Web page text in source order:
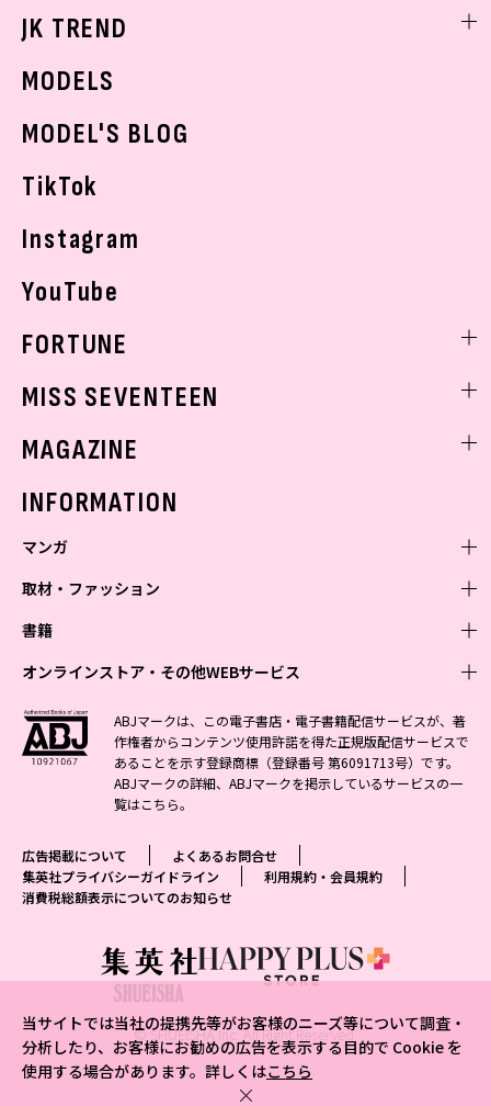
当サイトでは当社の提携先等がお客様のニーズ等について調査・
分析したり、お客様にお勧めの広告を表示する目的で Cookie を
使用する場合があります。詳しくはこちら
ボディケア
K-POP
モデルの購入品
おでかけ
JK TREND
MODELS
MODEL'S BLOG
TikTok
Instagram
YouTube
FORTUNE
MISS SEVENTEEN
MAGAZINE
INFORMATION
マンガ
少年マンガ
Vジャンプ
最強ジャンプ
少年ジャンプ+
ジャンプTOON
ジャンプルーキー！
S-MANGA
集英社コミック文庫
青年マンガ
ZEBRACK
S-MANGA
集英社ジャンプリミックス
週刊ヤングジャンプ
ヤングジャンプ定期購読デジタル
となりのヤングジャンプ
グランドジャンプ
ウルトラジャンプ
少女マンガ
ZEBRACK
S-MANGA
集英社コミック文庫
マーガレット
別冊マーガレット
リマコミ
マンガMeets
女性マンガ
ジャンプTOON
集英社コミック文庫
マンガMee公式サイト
リマコミ
office YOU
取材・ファッション
ファッション・美容
BAILA
MAQUIA
eclat
T JAPAN
MEN'S NON-NO
集英社オンライン
芸能・情報・スポーツ
週プレNEWS
週プレ グラジャパ!
書籍
文芸・文庫・総合
小説すばる
集英社 文芸ステーション
web 集英社文庫
アジア人物史
学芸・ノンフィクション・新書
1日5分で、明日は変わる よみタイ yomitai
集英社学芸部 - 学芸・ノンフィクション
集英社ビジネス書
集英社新書プラス - 知の水先案内人
kotoba
情報・知識＆オピニオン imidas
ライトノベル・ノベライズ
集英社オレンジ文庫
ダッシュエックス文庫公式サイト
集英社Webマガジン コバルト
集英社の児童図書 S-KIDS.LAND
オンラインストア・その他WEBサービス
オンラインストア
OTO
SHUEISHA MANGA-ART HERITAGE
ジャンプキャラクターズストア
HAPPY PLUS STORE
SHUEISHA VOX
LEEマルシェ
eclat premium
mirabella homme
zakka market
その他WEBサービス
集英社アドナビ
ABJマークは、この電子書店・電子書籍配信サービスが、著
作権者からコンテンツ使用許諾を得た正規版配信サービスで
あることを示す登録商標（登録番号 第6091713号）です。
ABJマークの詳細、ABJマークを掲示しているサービスの一
覧はこちら。
広告掲載について
よくあるお問合せ
集英社プライバシーガイドライン
利用規約・会員規約
消費税総額表示についてのお知らせ
© SHUEISHA Inc. All Right Reserved.